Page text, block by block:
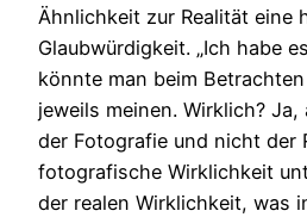
Ähnlichkeit zur Realität eine
Glaubwürdigkeit. „Ich habe
könnte man beim
jeweils meinen. Wirklich?
der Fotografie und nicht der
fotografische Wirklichkeit
der realen Wirklichkeit, was